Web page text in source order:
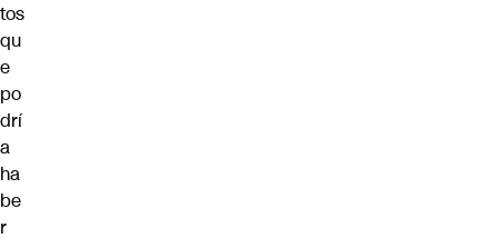
tos
qu
e
po
drí
a
ha
be
r